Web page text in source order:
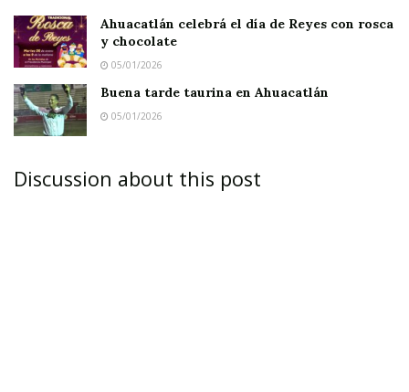
Ahuacatlán celebrá el día de Reyes con rosca
y chocolate
05/01/2026
Buena tarde taurina en Ahuacatlán
05/01/2026
Discussion about this post